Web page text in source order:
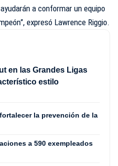
a conformar un equipo
expresó Lawrence Riggio.
en las Grandes Ligas
estilo
la prevención de la
a 590 exempleados